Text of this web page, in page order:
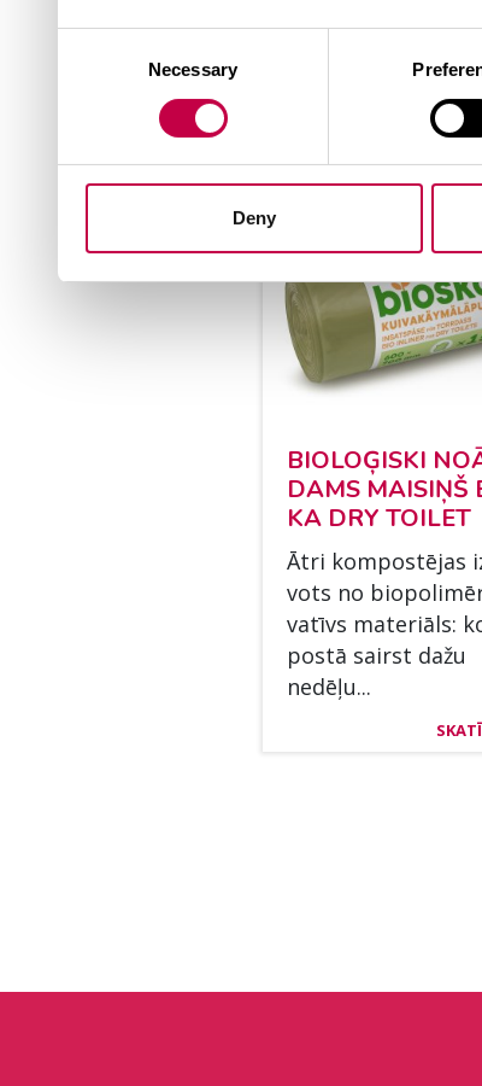
Necessary
Deny
BIO­LOĢIS­KI
DAMS MAI­SIŅŠ
KA DRY TOI­LET
Ātri kom­postē­jas
vots no
vatīvs ma­te­riāls:
postā sairst dažu
nedēļu...